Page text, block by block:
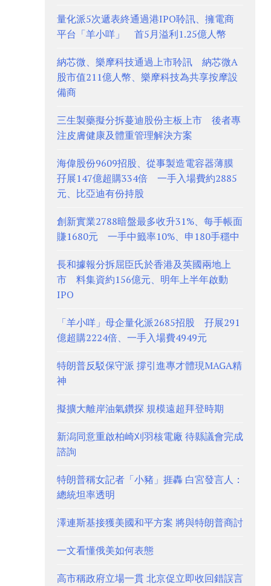
量化派5次遞表終通過港IPO聆訊、擁電商
平台「羊小咩」 首5月溢利1.25億人幣
納芯微、樂摩科技通過上市聆訊 納芯微A
股市值211億人幣、樂摩科技為共享按摩設
備商
三生製藥擬分拆蔓迪股份主板上市 後者專
注皮膚健康及體重管理解決方案
海偉股份9609招股、從事製造電容器薄膜
孖展147億超購334倍 一手入場費約2885
元、比亞迪有份持股
創新實業2788暗盤最多收升31%、每手帳面
賺1680元 一手中籤率10%、申180手穩中
長和據報分拆屈臣氏於香港及英國兩地上
市 料集資約156億元、明年上半年啟動
IPO
「羊小咩」母企量化派2685招股 孖展291
億超購2224倍、一手入場費4949元
特朗普反駁保守派 撐引進專才體現MAGA精
神
擬擴大離岸油氣鑽探 規模遠超拜登時期
新潟同意重啟柏崎刈羽核電廠 待縣議會完成
諮詢
特朗普稱女記者「小豬」捱轟 白宮發言人：
總統坦率透明
澤連斯基接獲美國和平方案 將與特朗普商討
一文看懂俄美如何表態
高市稱政府立場一貫 北京促立即收回錯誤言